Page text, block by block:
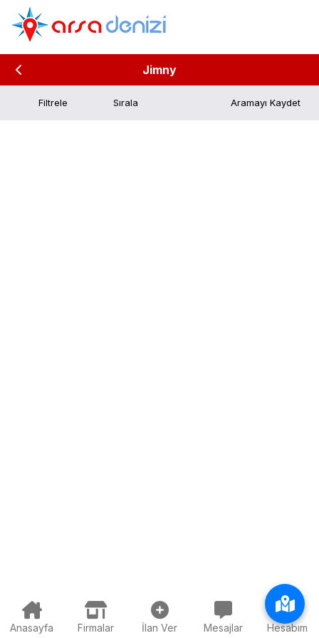
Jimny
Filtrele Aramayı Kaydet
Anasayfa Firmalar İlan Ver Mesajlar Hesabım